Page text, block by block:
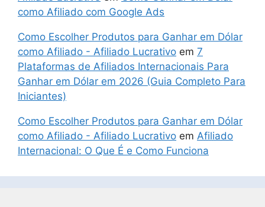
como Afiliado com Google Ads
Como Escolher Produtos para Ganhar em Dólar
como Afiliado - Afiliado Lucrativo em 7
Plataformas de Afiliados Internacionais Para
Ganhar em Dólar em 2026 (Guia Completo Para
Iniciantes)
Como Escolher Produtos para Ganhar em Dólar
como Afiliado - Afiliado Lucrativo em Afiliado
Internacional: O Que É e Como Funciona